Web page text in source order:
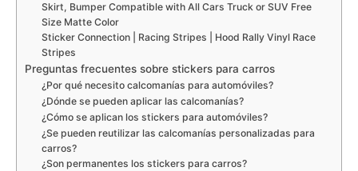
Skirt, Bumper Compatible with All Cars Truck or SUV Free
Size Matte Color
Sticker Connection | Racing Stripes | Hood Rally Vinyl Race
Stripes
Preguntas frecuentes sobre stickers para carros
¿Por qué necesito calcomanías para automóviles?
¿Dónde se pueden aplicar las calcomanías?
¿Cómo se aplican los stickers para automóviles?
¿Se pueden reutilizar las calcomanías personalizadas para
carros?
¿Son permanentes los stickers para carros?